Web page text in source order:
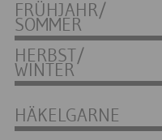
FRÜHJAHR/
SOMMER
HERBST/
WINTER
HÄKELGARNE